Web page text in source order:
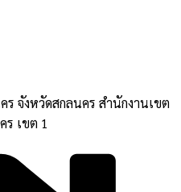
ร จังหวัดสกลนคร สำนักงานเขต
เขต 1